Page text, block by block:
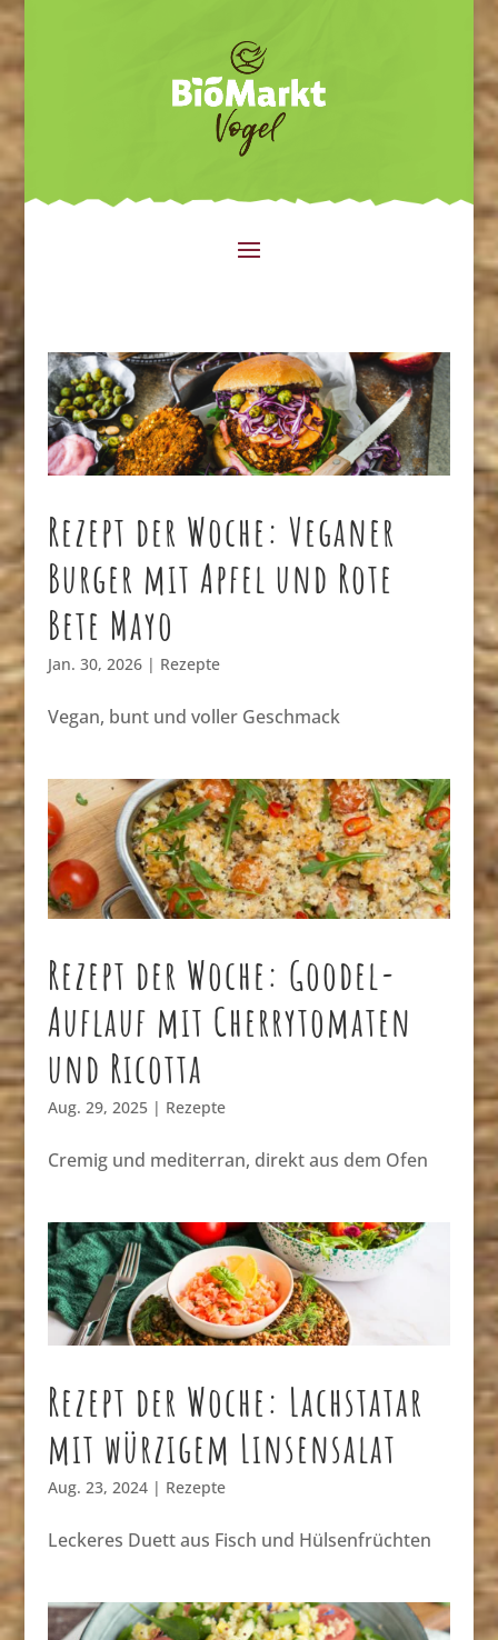
Rezept der Woche: Veganer
Burger mit Apfel und Rote
Bete Mayo
Jan. 30, 2026| Rezepte
Vegan, bunt und voller Geschmack
Rezept der Woche: Goodel-
Auflauf mit Cherrytomaten
und Ricotta
Aug. 29, 2025| Rezepte
Cremig und mediterran, direkt aus dem Ofen
Rezept der Woche: Lachstatar
mit würzigem Linsensalat
Aug. 23, 2024| Rezepte
Leckeres Duett aus Fisch und Hülsenfrüchten